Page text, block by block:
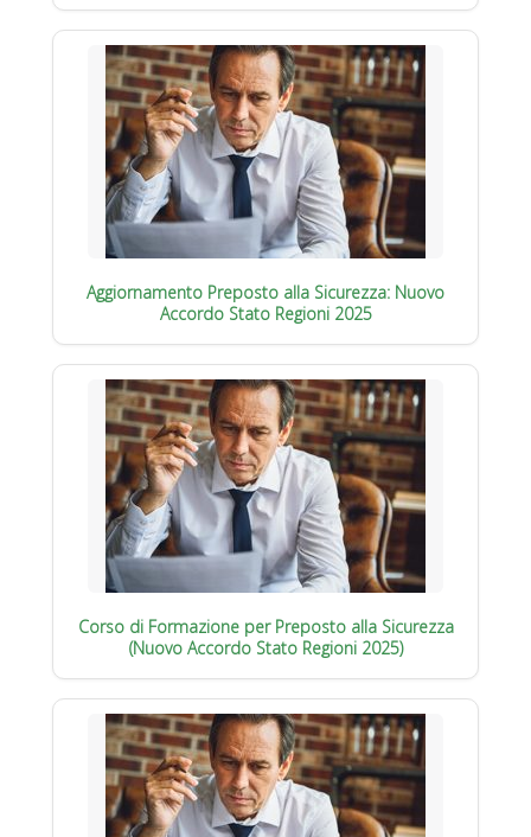
Aggiornamento Preposto alla Sicurezza: Nuovo
Accordo Stato Regioni 2025
Corso di Formazione per Preposto alla Sicurezza
(Nuovo Accordo Stato Regioni 2025)